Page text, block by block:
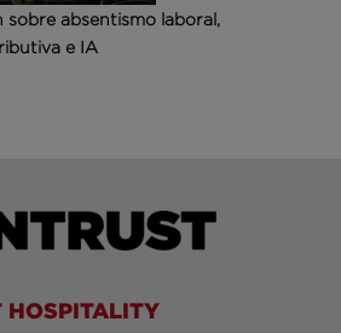
sobre absentismo laboral,
e IA
HOSPITALITY